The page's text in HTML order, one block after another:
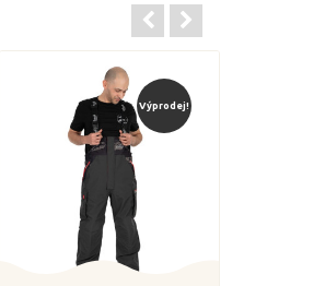
Výprodej!